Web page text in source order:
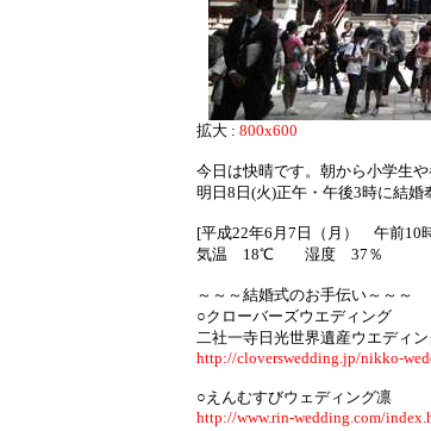
拡大 : 800x600
今日は快晴です。朝から小学生
明日8日(火)正午・午後3時に結婚
[平成22年6月7日（月） 午前10
気温 18℃ 湿度 37％
～～～結婚式のお手伝い～～～
○クローバーズウエディング
二社一寺日光世界遺産ウエディ
http://cloverswedding.jp/nikko-
○えんむすびウェディング凛
http://www.rin-wedding.com/